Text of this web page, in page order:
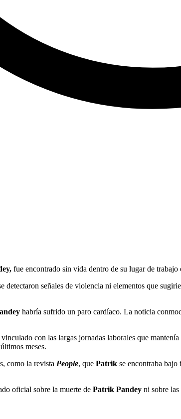
fue encontrado sin vida dentro de su lugar de trabajo
señales de violencia ni elementos que
habría sufrido un paro cardíaco. La noticia
con las largas jornadas laborales que
meses.
como la revista People, que Patrik se encontraba bajo
oficial sobre la muerte de Patrik Pandey ni sobre las